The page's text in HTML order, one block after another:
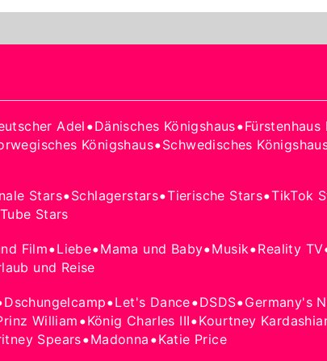
Adel •Dänisches Königshaus•Fürstenhaus
Königshaus•Schwedisches
Stars•Schlagerstars•Tierische Stars•TikTok
Stars
Film•Liebe•Mama und Baby•Musik•Reality TV
und Reise
Dschungelcamp•Let's Dance•DSDS•Germany's
William •König Charles III•Kourtney
Spears•Madonna •Katie Price